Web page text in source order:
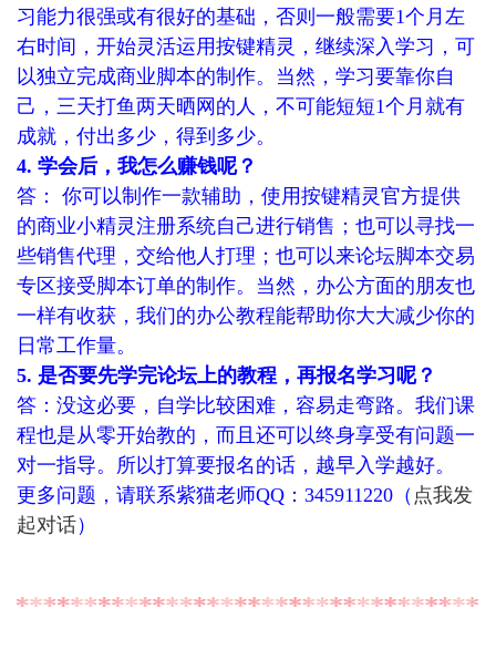
习能力很强或有很好的基础，否则一般需要1个月左
右时间，开始灵活运用按键精灵，继续深入学习，可
以独立完成商业脚本的制作。当然，学习要靠你自
己，三天打鱼两天晒网的人，不可能短短1个月就有
成就，付出多少，得到多少。
4. 学会后，我怎么赚钱呢？
答： 你可以制作一款辅助，使用按键精灵官方提供
的商业小精灵注册系统自己进行销售；也可以寻找一
些销售代理，交给他人打理；也可以来论坛脚本交易
专区接受脚本订单的制作。当然，办公方面的朋友也
一样有收获，我们的办公教程能帮助你大大减少你的
日常工作量。
5. 是否要先学完论坛上的教程，再报名学习呢？
答：没这必要，自学比较困难，容易走弯路。我们课
程也是从零开始教的，而且还可以终身享受有问题一
对一指导。所以打算要报名的话，越早入学越好。
更多问题，请联系紫猫老师QQ：345911220（ 点我发
起对话）